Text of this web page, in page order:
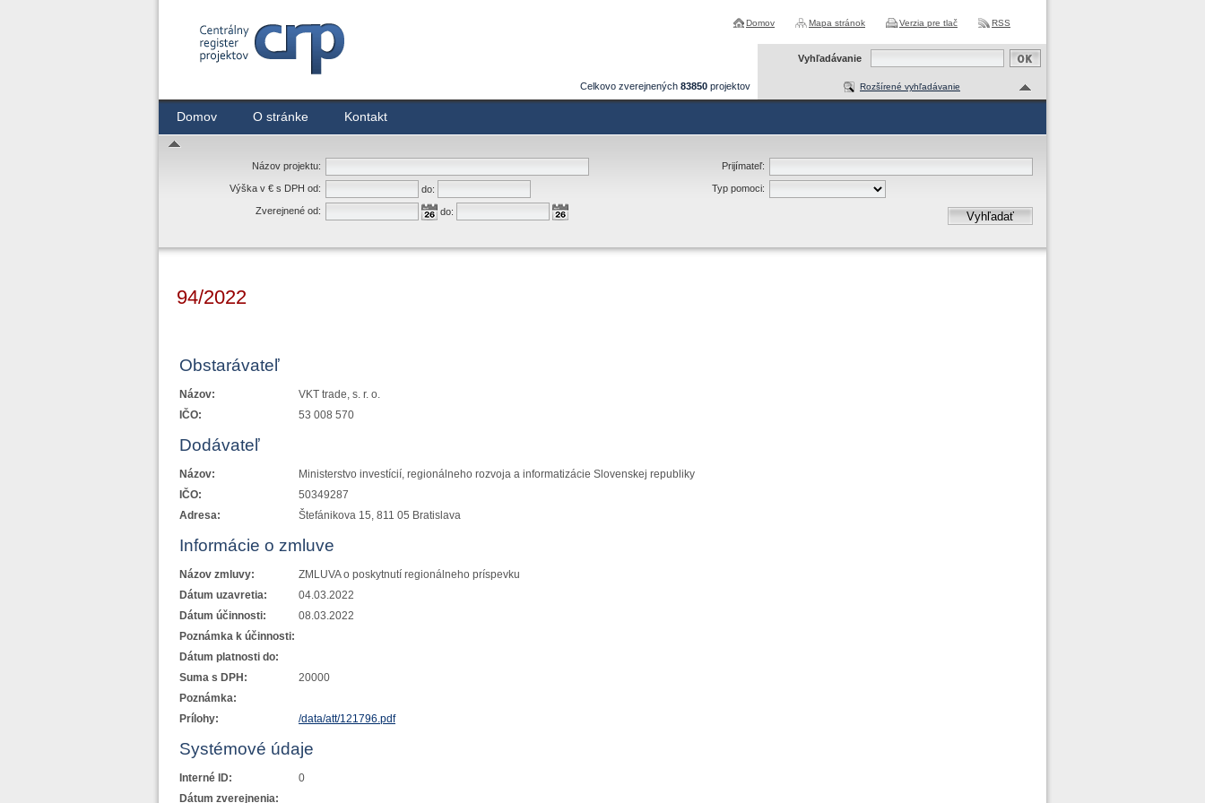
Domov Mapa stránok Verzia pre tlač RSS
Celkovo zverejnených 83850 projektov
Domov O stránke Kontakt
Vyhľadávanie
Rozšírené vyhľadávanie
Názov projektu:
Výška v € s DPH od:
do:
Zverejnené od:
do:
Prijímateľ:
Typ pomoci:
Vyhľadať
94/2022
Obstarávateľ
Názov:
VKT trade, s. r. o.
IČO:
53 008 570
Dodávateľ
Názov:
Ministerstvo investícií, regionálneho rozvoja a informatizácie Slovenskej republiky
IČO:
50349287
Adresa:
Štefánikova 15, 811 05 Bratislava
Informácie o zmluve
Názov zmluvy:
ZMLUVA o poskytnutí regionálneho príspevku
Dátum uzavretia:
04.03.2022
Dátum účinnosti:
08.03.2022
Poznámka k účinnosti:
Dátum platnosti do:
Suma s DPH:
20000
Poznámka:
Prílohy:
/data/att/121796.pdf
Systémové údaje
Interné ID:
0
Dátum zverejnenia: